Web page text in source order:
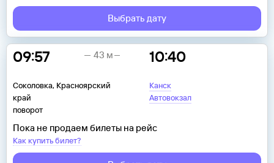
Выбрать дату
09:57
Соколовка, Красноярский
край
поворот
10:40
Канск
Автовокзал
43 м
Пока не продаем билеты на рейс
Как купить билет?